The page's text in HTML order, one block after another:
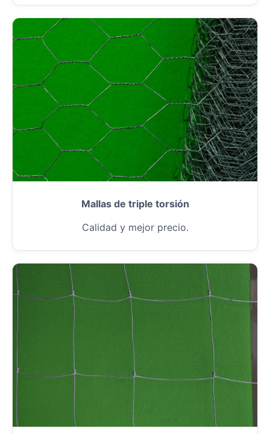
Mallas de triple torsión
Calidad y mejor precio.